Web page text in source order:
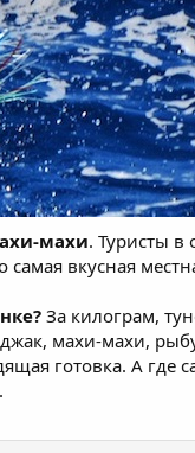
махи. Туристы
вкусная
За килограм,
махи-махи,
готовка. А где